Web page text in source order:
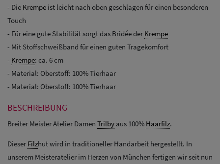
- Die Krempe ist leicht nach oben geschlagen für einen besonderen
Touch
- Für eine gute Stabilität sorgt das Bridée der Krempe
- Mit Stoffschweißband für einen guten Tragekomfort
- Krempe: ca. 6 cm
- Material: Oberstoff: 100% Tierhaar
- Material: Oberstoff: 100% Tierhaar
BESCHREIBUNG
Breiter Meister Atelier Damen Trilby aus 100% Haarfilz.
Dieser Filzhut wird in traditioneller Handarbeit hergestellt. In
unserem Meisteratelier im Herzen von München fertigen wir seit nun